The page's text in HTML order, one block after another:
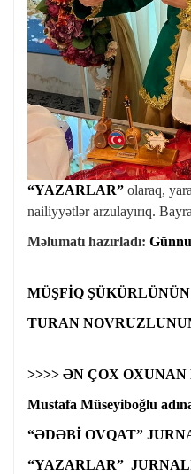
“YAZARLAR” olaraq,
nailiyyətlər arzulayırıq.
Məlumatı hazırladı:
MÜŞFİQ
TURAN
>>>> ƏN ÇOX
Mustafa Müseyiboğlu
“ƏDƏBİ OVQAT”
“YAZARLAR”